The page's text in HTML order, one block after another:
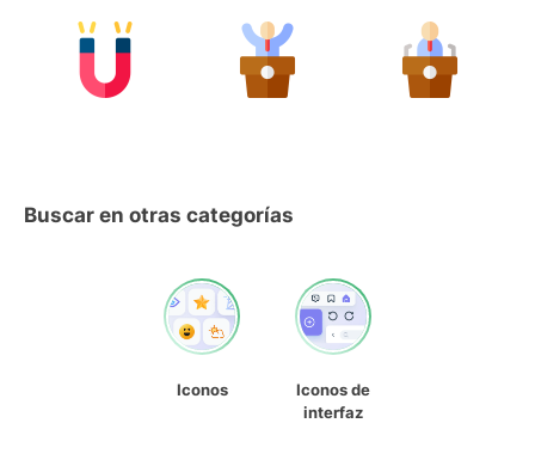
Buscar en otras categorías
Iconos
Iconos de
interfaz